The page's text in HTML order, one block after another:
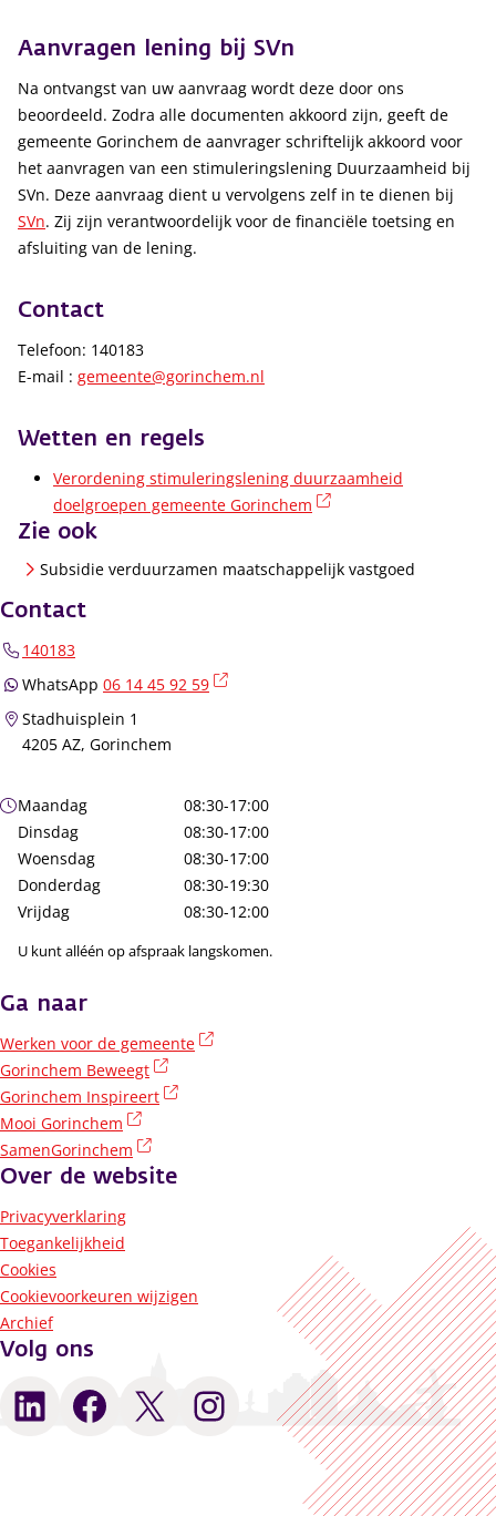
Aanvragen lening bij SVn
Na ontvangst van uw aanvraag wordt deze door ons
beoordeeld. Zodra alle documenten akkoord zijn, geeft de
gemeente Gorinchem de aanvrager schriftelijk akkoord voor
het aanvragen van een stimuleringslening Duurzaamheid bij
SVn. Deze aanvraag dient u vervolgens zelf in te dienen bij
SVn. Zij zijn verantwoordelijk voor de financiële toetsing en
afsluiting van de lening.
Contact
Telefoon: 140183
E-mail : gemeente@gorinchem.nl
Wetten en regels
Verordening stimuleringslening duurzaamheid
doelgroepen gemeente Gorinchem
Zie ook
Subsidie verduurzamen maatschappelijk vastgoed
Contact
140183
WhatsApp 06 14 45 92 59
Stadhuisplein 1
4205 AZ, Gorinchem
Openingstijden
Maandag
08:30-17:00
Dinsdag
08:30-17:00
Woensdag
08:30-17:00
Donderdag
08:30-19:30
Vrijdag
08:30-12:00
U kunt alléén op afspraak langskomen.
Ga naar
Werken voor de gemeente
Gorinchem Beweegt
Gorinchem Inspireert
Mooi Gorinchem
SamenGorinchem
Over de website
Privacyverklaring
Toegankelijkheid
Cookies
Cookievoorkeuren wijzigen
Archief
Volg ons
LinkedIn Facebook X Instagram